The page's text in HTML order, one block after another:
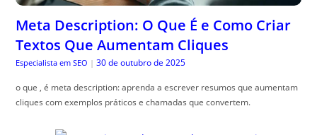
Meta Description: O Que É e Como Criar
Textos Que Aumentam Cliques
Especialista em SEO | 30 de outubro de 2025
o que , é meta description: aprenda a escrever resumos que aumentam
cliques com exemplos práticos e chamadas que convertem.